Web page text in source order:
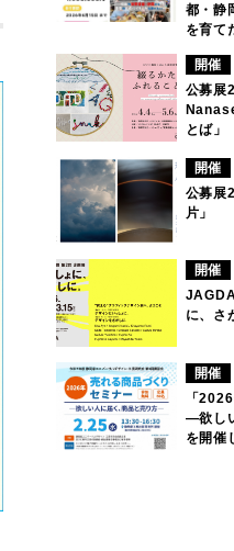
都・静
を育て
開催
公募展
とば」
開催
公募展
片」
開催
に、さ
開催
「
―欲し
を開催